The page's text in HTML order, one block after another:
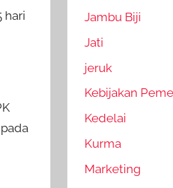
hari
Jambu Biji
Jati
jeruk
Kebijakan
Kedelai
Kurma
Marketing